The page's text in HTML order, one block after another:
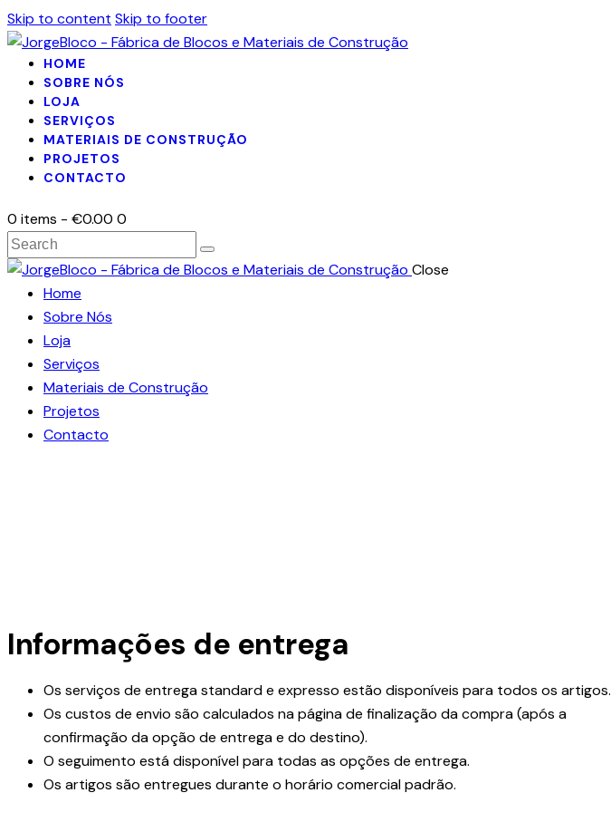
Skip to content Skip to footer
HOME
SOBRE NÓS
LOJA
SERVIÇOS
MATERIAIS DE CONSTRUÇÃO
PROJETOS
CONTACTO
0 items - €0.00 0
Close
Home
Sobre Nós
Loja
Serviços
Materiais de Construção
Projetos
Contacto
Informações de entrega
Os serviços de entrega standard e expresso estão disponíveis para todos os artigos.
Os custos de envio são calculados na página de finalização da compra (após a
confirmação da opção de entrega e do destino).
O seguimento está disponível para todas as opções de entrega.
Os artigos são entregues durante o horário comercial padrão.